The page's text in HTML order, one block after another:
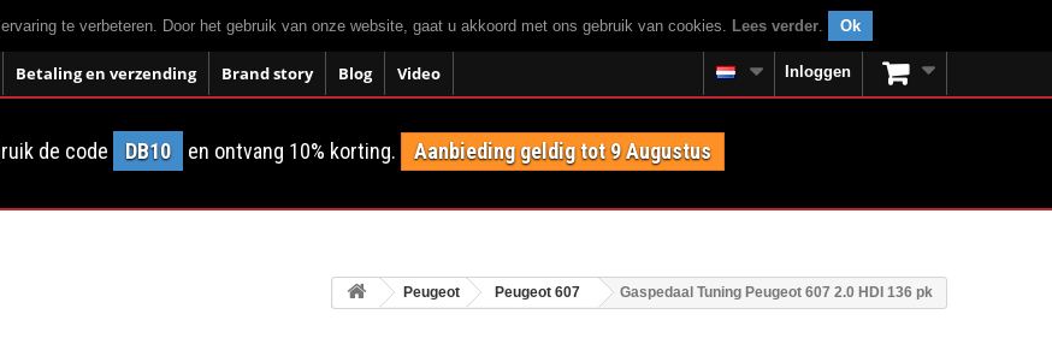
te verbeteren. Door het gebruik van onze website, gaat u akkoord met ons gebruik van cookies. Lees verder. Ok
Betaling en verzending Brand story Blog Video Inloggen
de code DB10 en ontvang 10% korting. Aanbieding geldig tot 9 Augustus
Peugeot Peugeot 607 Gaspedaal Tuning Peugeot 607 2.0 HDI 136 pk